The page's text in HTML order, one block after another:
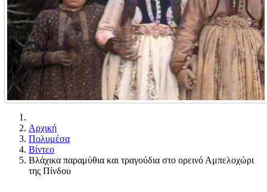
Αρχική
Πολυμέσα
Βίντεο
Βλάχικα παραμύθια και τραγούδια στο ορεινό Αμπελοχώρι
της Πίνδου